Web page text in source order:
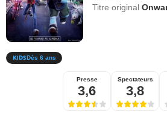
Titre original
Dès 6 ans
Presse
3,6
Spectateurs
3,8